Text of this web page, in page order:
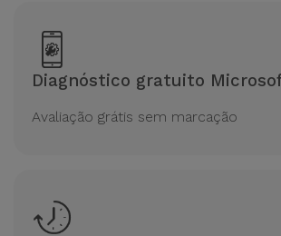
Diagnóstico gratuito
Avaliação grátis sem marcação